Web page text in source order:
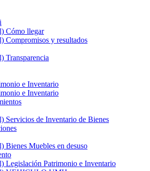
Cómo llegar
Compromisos y resultados
Transparencia
e Inventario
e Inventario
Servicios de Inventario de Bienes
Bienes Muebles en desuso
Legislación Patrimonio e Inventario